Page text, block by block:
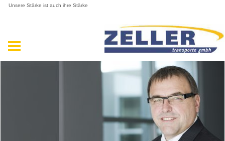
Unsere Stärke ist auch ihre Stärke